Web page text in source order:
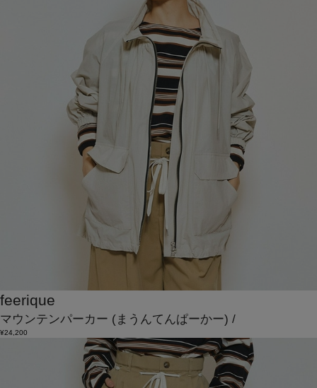
feerique
マウンテンパーカー (まうんてんぱーかー) /
¥24,200